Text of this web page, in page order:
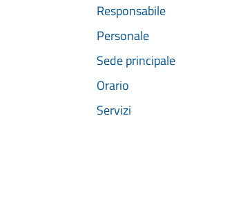
Responsabile
Personale
Sede principale
Orario
Servizi